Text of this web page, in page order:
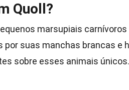
Quoll?
marsupiais
por suas manchas brancas e
sobre esses animais únicos.